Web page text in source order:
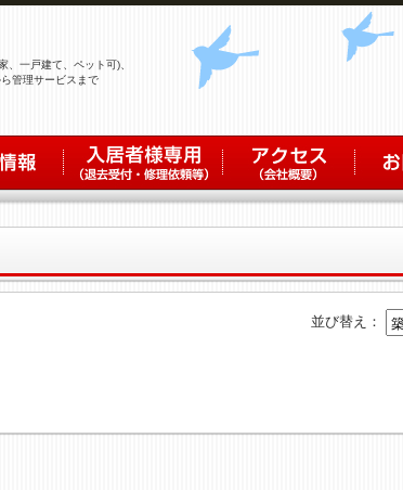
、一戸建て、ペット可)、
管理サービスまで
並び替え：